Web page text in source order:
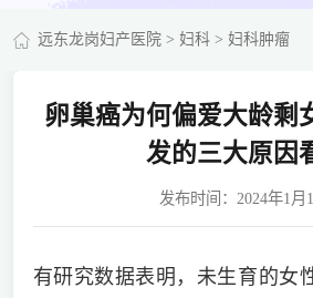
远东龙岗妇产医院> 妇科> 妇科肿瘤
卵巢癌为何偏爱大龄剩
发的三大原因
发布时间：2024年1月
有研究数据表明，未生育的女